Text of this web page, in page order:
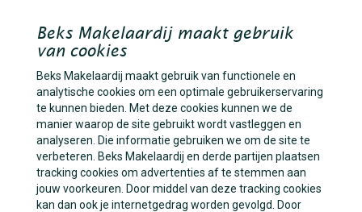
Beks Makelaardij maakt gebruik
van cookies
Beks Makelaardij maakt gebruik van functionele en
analytische cookies om een optimale gebruikerservaring
te kunnen bieden. Met deze cookies kunnen we de
manier waarop de site gebruikt wordt vastleggen en
analyseren. Die informatie gebruiken we om de site te
verbeteren. Beks Makelaardij en derde partijen plaatsen
tracking cookies om advertenties af te stemmen aan
jouw voorkeuren. Door middel van deze tracking cookies
kan dan ook je internetgedrag worden gevolgd. Door